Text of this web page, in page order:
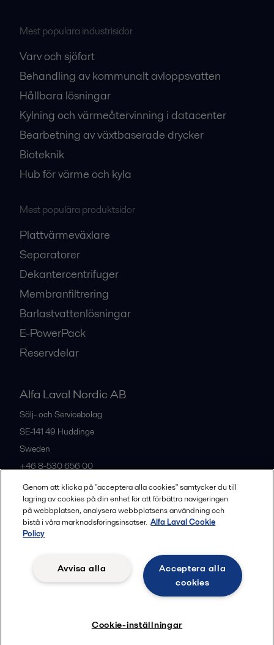
Mest populära industrisidor
Varv och sjöfart
Behandling av kommunalt avloppsvatten
Hållbara lösningar
Kylning och värmeåtervinning i datacenter
Bearbetning av växtbaserade drycker
Bioteknik
Hub för värme och kyla
Mest populära produktsidor
Plattvärmeväxlare
Separatorer
Dekantercentrifuger
Membranfiltrering
Barlastvattenlösningar
E-PowerPack
Reservdelar
Alfa Laval Nordic AB
Sälj- och Servicebolag
SE-141 49 Huddinge
Sweden
+46 8-530 656 00
Alla kontor och partners
© 2015-2026, ALFA LAVAL
Legal terms and conditions
Community guidelines
Genom att klicka på "acceptera alla cookies" samtycker du till
lagring av cookies på din enhet för att förbättra navigeringen
på webbplatsen, analysera webbplatsens användning och
bistå i våra marknadsföringsinsatser. Alfa Laval Cookie
Policy
Acceptera alla
cookies
Avvisa alla
Cookie-inställningar